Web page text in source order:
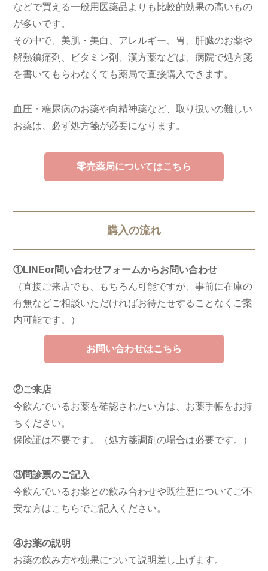
などで買える一般用医薬品よりも比較的効果の高いもの
が多いです。
その中で、美肌・美白、アレルギー、胃、肝臓のお薬や
解熱鎮痛剤、ビタミン剤、漢方薬などは、病院で処方箋
を書いてもらわなくても薬局で直接購入できます。
血圧・糖尿病のお薬や向精神薬など、取り扱いの難しい
お薬は、必ず処方箋が必要になります。
零売薬局についてはこちら
購入の流れ
①LINEor問い合わせフォームからお問い合わせ
（直接ご来店でも、もちろん可能ですが、事前に在庫の
有無などご相談いただければお待たせすることなくご案
内可能です。）
お問い合わせはこちら
②ご来店
今飲んでいるお薬を確認されたい方は、お薬手帳をお持
ちください。
保険証は不要です。（処方箋調剤の場合は必要です。）
③問診票のご記入
今飲んでいるお薬との飲み合わせや既往歴についてご不
安な方はこちらでご記入ください。
④お薬の説明
お薬の飲み方や効果について説明差し上げます。